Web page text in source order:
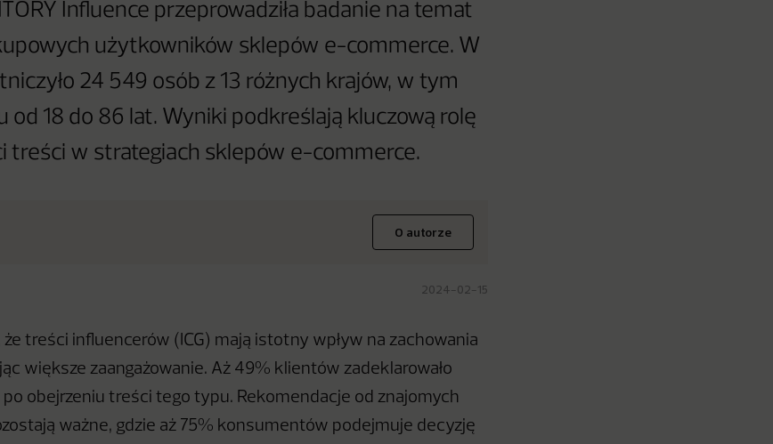
Influence przeprowadziła badanie na temat
użytkowników sklepów e-commerce. W
24 549 osób z 13 różnych krajów, w tym
od 18 do 86 lat. Wyniki podkreślają kluczową rolę
treści w strategiach sklepów e-commerce.
O autorze
2024-02-15
że treści influencerów (ICG) mają istotny wpływ na zachowania
większe zaangażowanie. Aż 49% klientów zadeklarowało
obejrzeniu treści tego typu. Rekomendacje od znajomych
ważne, gdzie aż 75% konsumentów podejmuje decyzję